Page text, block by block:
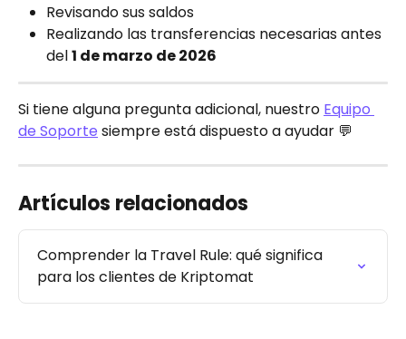
Revisando sus saldos
Realizando las transferencias necesarias antes
del 1 de marzo de 2026
Si tiene alguna pregunta adicional, nuestro Equipo
de Soporte siempre está dispuesto a ayudar 💬
Artículos relacionados
Comprender la Travel Rule: qué significa
para los clientes de Kriptomat